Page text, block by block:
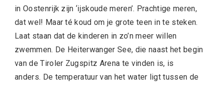
in Oostenrijk zijn ‘ijskoude meren’. Prachtige meren,
dat wel! Maar té koud om je grote teen in te steken.
Laat staan dat de kinderen in zo’n meer willen
zwemmen. De Heiterwanger See, die naast het begin
van de Tiroler Zugspitz Arena te vinden is, is
anders. De temperatuur van het water ligt tussen de